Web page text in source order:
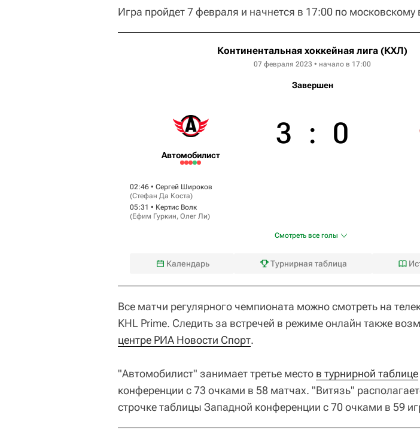
Игра пройдет 7 февраля и начнется в 17:00 по московскому
Континентальная хоккейная лига (КХЛ)
07 февраля 2023 • начало в 17:00
Завершен
Автомобилист
3 : 0
02:46 • Сергей Широков
(Стефан Да Коста)
05:31 • Кертис Волк
(Ефим Гуркин, Олег Ли)
Смотреть все голы
Календарь Турнирная таблица
Все матчи регулярного чемпионата можно смотреть на
KHL Prime. Следить за встречей в режиме онлайн также
центре РИА Новости Спорт.
"Автомобилист" занимает третье место в турнирной таблице
конференции с 73 очками в 58 матчах. "Витязь"
строчке таблицы Западной конференции с 70 очками в 59